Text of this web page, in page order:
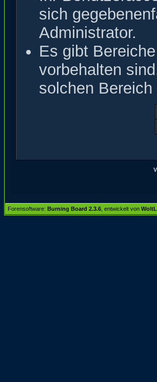
sich
Administrator.
Es gibt
vorbehalten
solchen
Forensoftware: Burning Board 2.3.6 , entwickelt von